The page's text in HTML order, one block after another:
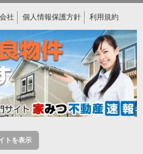
社 個人情報保護方針 利用規約
トを表示